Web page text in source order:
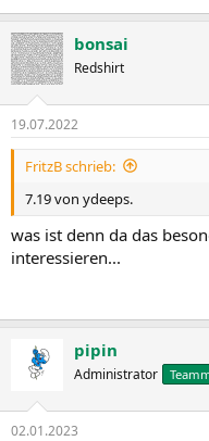
bonsai
Redshirt
19.07.2022
FritzB schrieb:
7.19 von ydeeps.
was ist denn da das
interessieren...
pipin
Administrator
02.01.2023